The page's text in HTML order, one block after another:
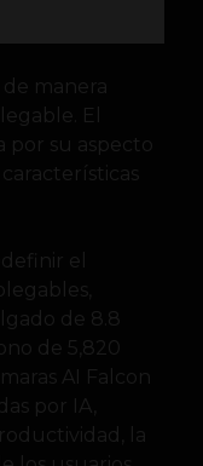
manera
El
por su aspecto
el
de 8.8
de 5,820
AI Falcon
por IA,
la